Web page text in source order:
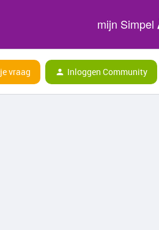
mijn Simpel
vraag Inloggen Community